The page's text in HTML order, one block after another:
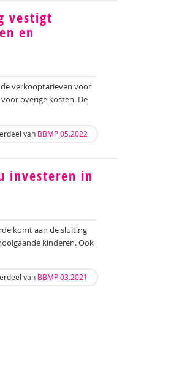
vestigt
en
verkooptarieven voor
overige kosten. De
van BBMP 05.2022
investeren in
komt aan de sluiting
kinderen. Ook
van BBMP 03.2021